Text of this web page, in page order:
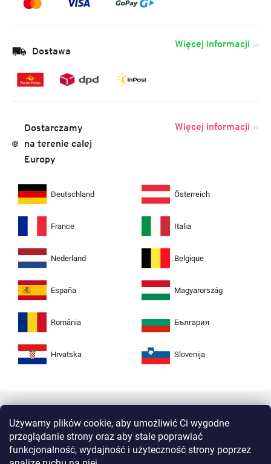
Używamy plików cookie, aby umożliwić Ci wygodne
przeglądanie strony oraz aby stale poprawiać
funkcjonalność, wydajność i użyteczność strony poprzez
Dostawa
Więcej informacji
Dostarczamy
na terenie całej
Europy
Więcej informacji
Deutschland Österreich
France Italia
Nederland Belgique
España Magyarország
România България
Hrvatska Slovenija